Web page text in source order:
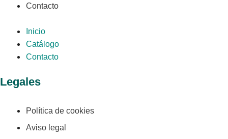
Contacto
Inicio
Catálogo
Contacto
Legales
Política de cookies
Aviso legal